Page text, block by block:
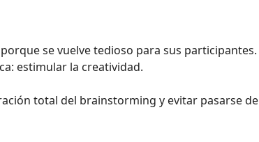
se vuelve tedioso para sus participantes.
estimular la creatividad.
total del brainstorming y evitar pasarse de